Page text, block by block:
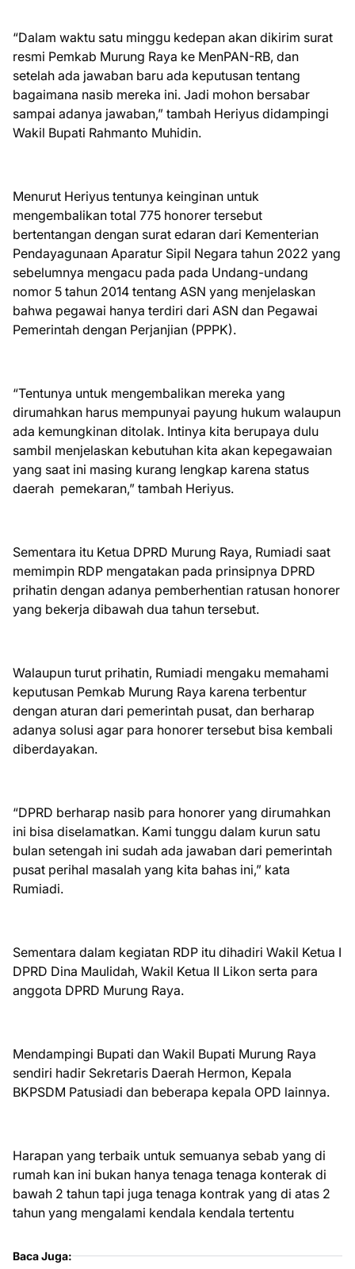
“Dalam waktu satu minggu kedepan akan dikirim surat
resmi Pemkab Murung Raya ke MenPAN-RB, dan
setelah ada jawaban baru ada keputusan tentang
bagaimana nasib mereka ini. Jadi mohon bersabar
sampai adanya jawaban,” tambah Heriyus didampingi
Wakil Bupati Rahmanto Muhidin.
Menurut Heriyus tentunya keinginan untuk
mengembalikan total 775 honorer tersebut
bertentangan dengan surat edaran dari Kementerian
Pendayagunaan Aparatur Sipil Negara tahun 2022 yang
sebelumnya mengacu pada pada Undang-undang
nomor 5 tahun 2014 tentang ASN yang menjelaskan
bahwa pegawai hanya terdiri dari ASN dan Pegawai
Pemerintah dengan Perjanjian (PPPK).
“Tentunya untuk mengembalikan mereka yang
dirumahkan harus mempunyai payung hukum walaupun
ada kemungkinan ditolak. Intinya kita berupaya dulu
sambil menjelaskan kebutuhan kita akan kepegawaian
yang saat ini masing kurang lengkap karena status
daerah pemekaran,” tambah Heriyus.
Sementara itu Ketua DPRD Murung Raya, Rumiadi saat
memimpin RDP mengatakan pada prinsipnya DPRD
prihatin dengan adanya pemberhentian ratusan honorer
yang bekerja dibawah dua tahun tersebut.
Walaupun turut prihatin, Rumiadi mengaku memahami
keputusan Pemkab Murung Raya karena terbentur
dengan aturan dari pemerintah pusat, dan berharap
adanya solusi agar para honorer tersebut bisa kembali
diberdayakan.
“DPRD berharap nasib para honorer yang dirumahkan
ini bisa diselamatkan. Kami tunggu dalam kurun satu
bulan setengah ini sudah ada jawaban dari pemerintah
pusat perihal masalah yang kita bahas ini,” kata
Rumiadi.
Sementara dalam kegiatan RDP itu dihadiri Wakil Ketua I
DPRD Dina Maulidah, Wakil Ketua II Likon serta para
anggota DPRD Murung Raya.
Mendampingi Bupati dan Wakil Bupati Murung Raya
sendiri hadir Sekretaris Daerah Hermon, Kepala
BKPSDM Patusiadi dan beberapa kepala OPD lainnya.
Harapan yang terbaik untuk semuanya sebab yang di
rumah kan ini bukan hanya tenaga tenaga konterak di
bawah 2 tahun tapi juga tenaga kontrak yang di atas 2
tahun yang mengalami kendala kendala tertentu
Baca Juga: